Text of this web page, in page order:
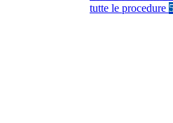
tutte le procedure